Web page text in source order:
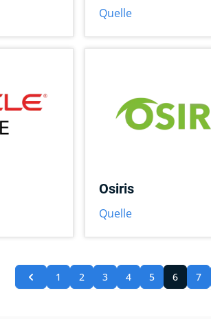
Quelle
Osiris
Quelle
1 2 3 4 5 6 7